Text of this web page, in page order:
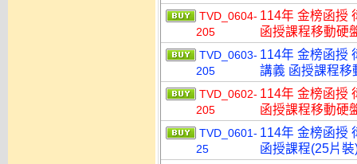
TVD_0604-
205
114年 金榜函授
函授課程移動硬
TVD_0603-
205
114年 金榜函授
講義 函授課程移
TVD_0602-
205
114年 金榜函授
函授課程移動硬
TVD_0601-
25
114年 金榜函授
函授課程(25片